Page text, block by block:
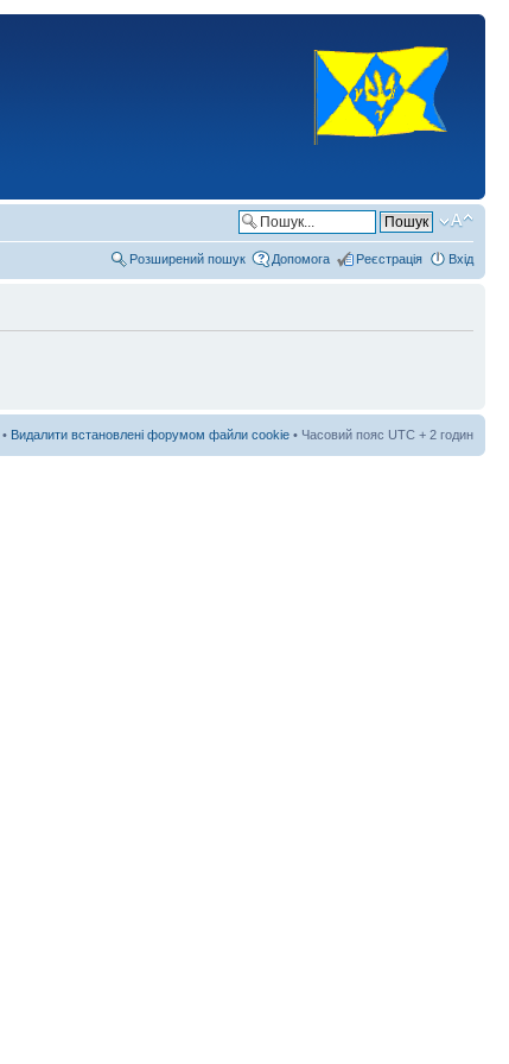
Розширений пошук Допомога Реєстрація Вхід
• Видалити встановлені форумом файли cookie • Часовий пояс UTC + 2 годин